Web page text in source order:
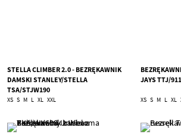
STELLA CLIMBER 2.0 - BEZRĘKAWNIK
DAMSKI STANLEY/STELLA
TSA/STJW190
XS S M L XL XXL
JAYS TTJ/
XS S M L XL